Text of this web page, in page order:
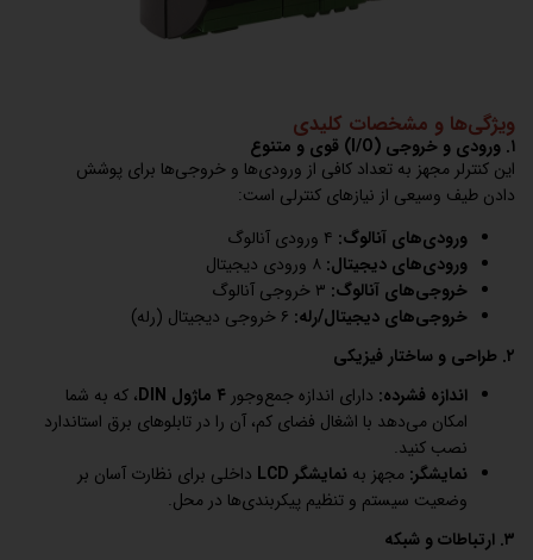
ویژگی‌ها و مشخصات کلیدی
۱. ورودی و خروجی (I/O) قوی و متنوع
این کنترلر مجهز به تعداد کافی از ورودی‌ها و خروجی‌ها برای پوشش
دادن طیف وسیعی از نیازهای کنترلی است:
ورودی‌های آنالوگ:
ورودی‌های دیجیتال:
خروجی‌های آنالوگ:
خروجی‌های دیجیتال/رله:
۲. طراحی و ساختار فیزیکی
اندازه فشرده: دارای اندازه جمع‌وجور ۴ ماژول DIN
، که به شما
امکان می‌دهد با اشغال فضای کم، آن را در تابلوهای برق استاندارد
نصب کنید.
نمایشگر: مجهز به نمایشگر LCD
داخلی برای نظارت آسان بر
وضعیت سیستم و تنظیم پیکربندی‌ها در محل.
۳. ارتباطات و شبکه